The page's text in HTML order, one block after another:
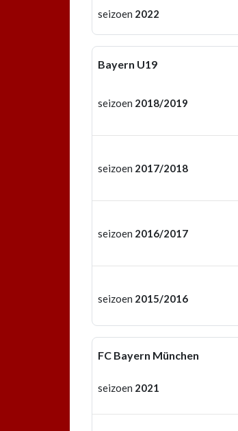
seizoen 2022
Bayern U19
seizoen 2018/2019
seizoen 2017/2018
seizoen 2016/2017
seizoen 2015/2016
FC Bayern München
seizoen 2021